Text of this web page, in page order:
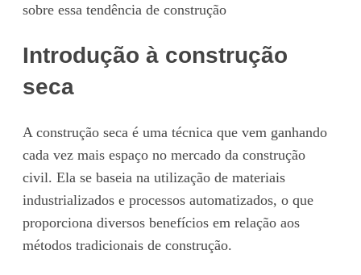
sobre essa tendência de construção
Introdução à construção
seca
A construção seca é uma técnica que vem ganhando
cada vez mais espaço no mercado da construção
civil. Ela se baseia na utilização de materiais
industrializados e processos automatizados, o que
proporciona diversos benefícios em relação aos
métodos tradicionais de construção.